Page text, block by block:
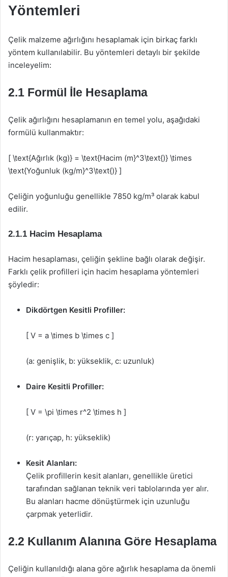
Yöntemleri
Çelik malzeme ağırlığını hesaplamak için birkaç farklı
yöntem kullanılabilir. Bu yöntemleri detaylı bir şekilde
inceleyelim:
2.1 Formül İle Hesaplama
Çelik ağırlığını hesaplamanın en temel yolu, aşağıdaki
formülü kullanmaktır:
[ \text{Ağırlık (kg)} = \text{Hacim (m}^3\text{)} \times
\text{Yoğunluk (kg/m}^3\text{)} ]
Çeliğin yoğunluğu genellikle 7850 kg/m³ olarak kabul
edilir.
2.1.1 Hacim Hesaplama
Hacim hesaplaması, çeliğin şekline bağlı olarak değişir.
Farklı çelik profilleri için hacim hesaplama yöntemleri
şöyledir:
Dikdörtgen Kesitli Profiller:
[ V = a \times b \times c ]
(a: genişlik, b: yükseklik, c: uzunluk)
Daire Kesitli Profiller:
[ V = \pi \times r^2 \times h ]
(r: yarıçap, h: yükseklik)
Kesit Alanları:
Çelik profillerin kesit alanları, genellikle üretici
tarafından sağlanan teknik veri tablolarında yer alır.
Bu alanları hacme dönüştürmek için uzunluğu
çarpmak yeterlidir.
2.2 Kullanım Alanına Göre Hesaplama
Çeliğin kullanıldığı alana göre ağırlık hesaplama da önemli